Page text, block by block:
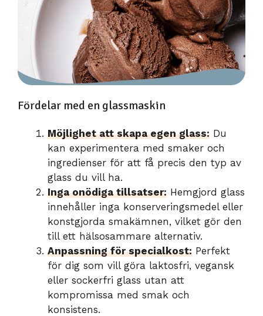
Fördelar med en glassmaskin
Möjlighet att skapa egen glass: Du
kan experimentera med smaker och
ingredienser för att få precis den typ av
glass du vill ha.
Inga onödiga tillsatser: Hemgjord glass
innehåller inga konserveringsmedel eller
konstgjorda smakämnen, vilket gör den
till ett hälsosammare alternativ.
Anpassning för specialkost: Perfekt
för dig som vill göra laktosfri, vegansk
eller sockerfri glass utan att
kompromissa med smak och
konsistens.